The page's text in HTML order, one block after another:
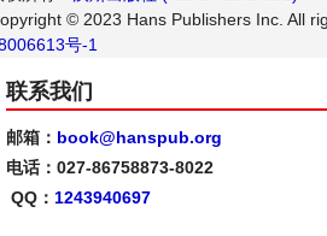
© 2023 Hans Publishers Inc. All
号-1
联系我们
邮箱： book@hanspub.org
电话：027-86758873-8022
QQ： 1243940697